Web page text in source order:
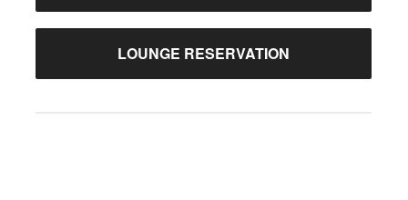
LOUNGE RESERVATION